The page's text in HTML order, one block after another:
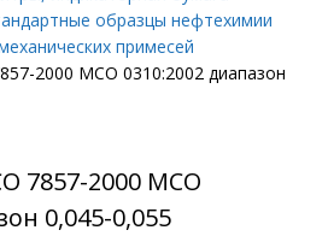
образцы нефтехимии
примесей
2000 МСО 0310:2002 диапазон
7857-2000 МСО
0,045-0,055